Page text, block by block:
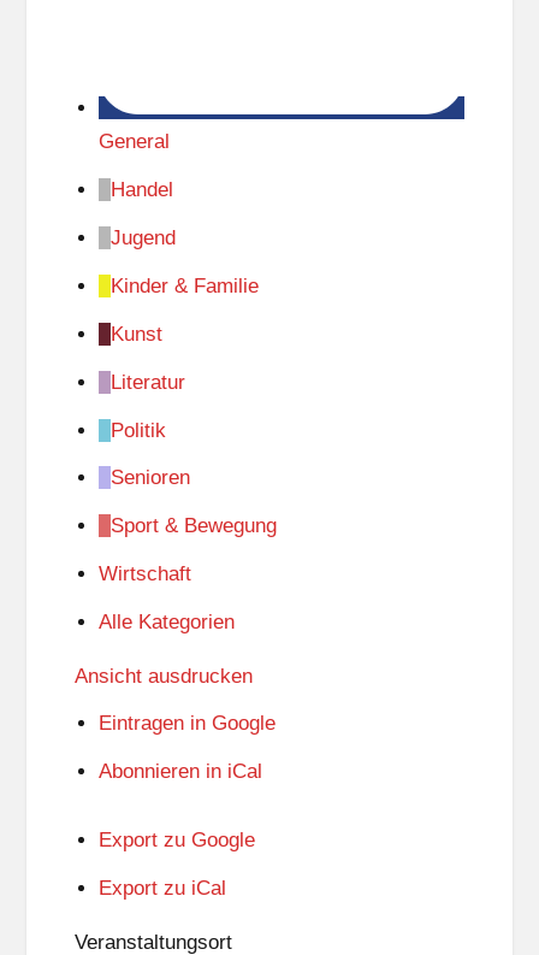
r
t
/
K
e
i
l
General
Handel
Jugend
Kinder & Familie
Kunst
Literatur
Politik
Senioren
Sport & Bewegung
Wirtschaft
Alle Kategorien
Ansicht ausdrucken
Eintragen in Google
Abonnieren in iCal
Export zu Google
Export zu iCal
Veranstaltungsort